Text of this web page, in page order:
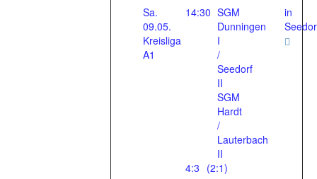
Sa.
09.05.
Kreisliga
A1
14:30 SGM
Dunningen
I
/
Seedorf
II
SGM
Hardt
/
Lauterbach
II
4:3 (2:1)
in